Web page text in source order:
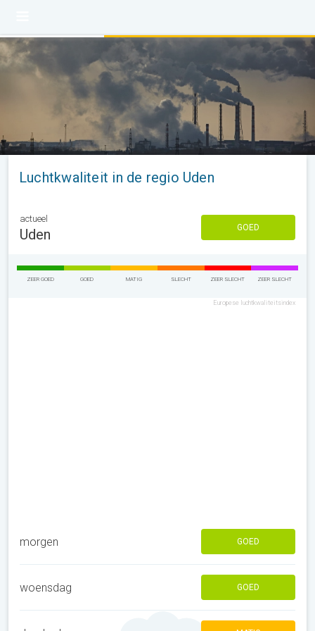
Luchtkwaliteit in de regio Uden
actueel
Uden GOED
ZEER GOED GOED MATIG SLECHT ZEER SLECHT ZEER SLECHT
Europese luchtkwaliteitsindex
morgen GOED
woensdag GOED